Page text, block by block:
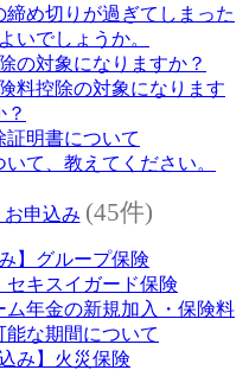
め切りが過ぎてしまった
いでしょうか。
の対象になりますか？
料控除の対象になります
？
明書について
て、教えてください。
申込み (45件)
】グループ保険
セキスイガード保険
ム年金の新規加入・保険料
な期間について
み】火災保険